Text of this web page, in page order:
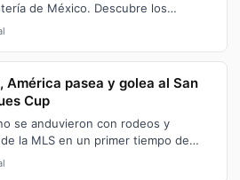
de México. Descubre los
s…
América pasea y golea al San
Cup
se anduvieron con rodeos y
la MLS en un primer tiempo de
A…